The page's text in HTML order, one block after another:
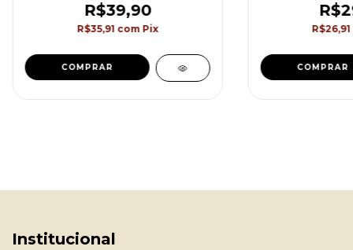
R$39,90
R$35,91 com Pix
COMPRAR
R$26,91
COMPRAR
Institucional